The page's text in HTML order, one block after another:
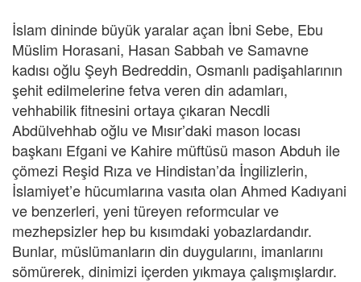
İslam dininde büyük yaralar açan İbni Sebe, Ebu
Müslim Horasani, Hasan Sabbah ve Samavne
kadısı oğlu Şeyh Bedreddin, Osmanlı padişahlarının
şehit edilmelerine fetva veren din adamları,
vehhabilik fitnesini ortaya çıkaran Necdli
Abdülvehhab oğlu ve Mısır’daki mason locası
başkanı Efgani ve Kahire müftüsü mason Abduh ile
çömezi Reşid Rıza ve Hindistan’da İngilizlerin,
İslamiyet’e hücumlarına vasıta olan Ahmed Kadıyani
ve benzerleri, yeni türeyen reformcular ve
mezhepsizler hep bu kısımdaki yobazlardandır.
Bunlar, müslümanların din duygularını, imanlarını
sömürerek, dinimizi içerden yıkmaya çalışmışlardır.